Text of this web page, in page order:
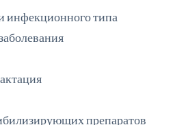
инфекционного типа
препаратов